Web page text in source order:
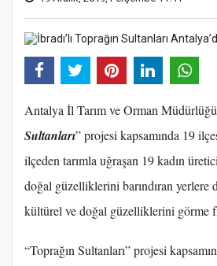
Antalya İl Tarım ve Orman
Sultanları” projesi kapsamında 19
ilçeden tarımla uğraşan 19 kadın
doğal güzelliklerini barındıran yerlere
kültürel ve doğal güzelliklerini görme
“Toprağın Sultanları” projesi